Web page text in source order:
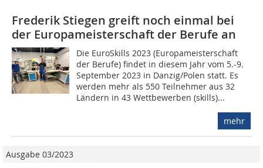
Frederik Stiegen greift noch einmal bei
der Europameisterschaft der Berufe an
Die EuroSkills 2023 (Europameisterschaft
der Berufe) findet in diesem Jahr vom 5.-9.
September 2023 in Danzig/Polen statt. Es
werden mehr als 550 Teilnehmer aus 32
Ländern in 43 Wettbewerben (skills)...
mehr
Ausgabe 03/2023